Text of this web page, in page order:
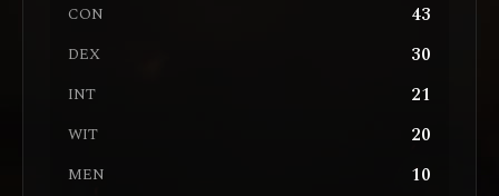
CON 43
DEX 30
INT 21
WIT 20
MEN 10